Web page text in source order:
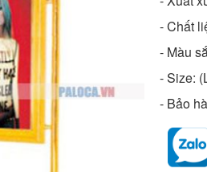
- Chất
- Màu
- Size:
- Bảo